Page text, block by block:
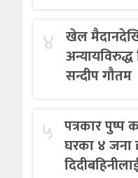
४ खेल
सन्दीप गौतम
५ पत्रकार
घरका ४ जना